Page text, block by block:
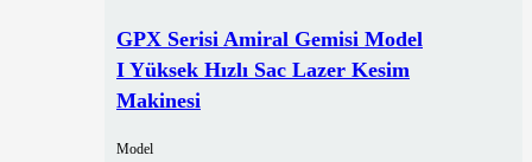
GPX Serisi Amiral Gemisi Model
I Yüksek Hızlı Sac Lazer Kesim
Makinesi
Model